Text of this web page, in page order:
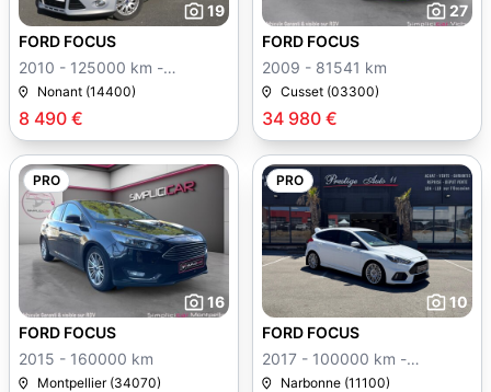
19
8 490 €
FORD FOCUS
2010 - 125000 km -
Manuelle
Nonant (14400)
27
34 980 €
FORD FOCUS
2009 - 81541 km
Cusset (03300)
PRO
16
FORD FOCUS
2015 - 160000 km
Montpellier (34070)
PRO
10
FORD FOCUS
2017 - 100000 km -
Manuelle
Narbonne (11100)